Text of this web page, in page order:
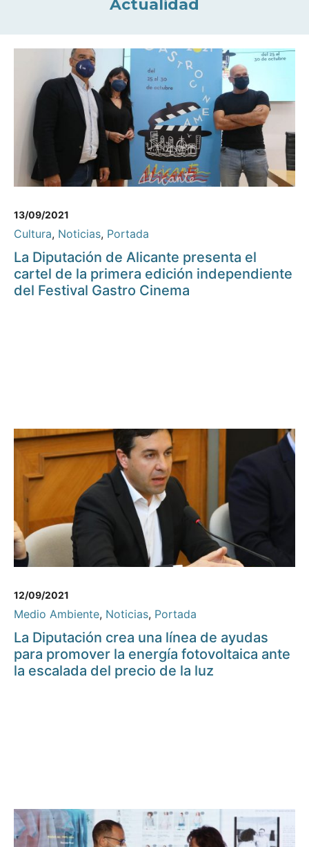
Actualidad
13/09/2021
Cultura, Noticias, Portada
La Diputación de Alicante presenta el
cartel de la primera edición independiente
del Festival Gastro Cinema
12/09/2021
Medio Ambiente, Noticias, Portada
La Diputación crea una línea de ayudas
para promover la energía fotovoltaica ante
la escalada del precio de la luz